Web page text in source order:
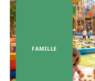
FAMILLE